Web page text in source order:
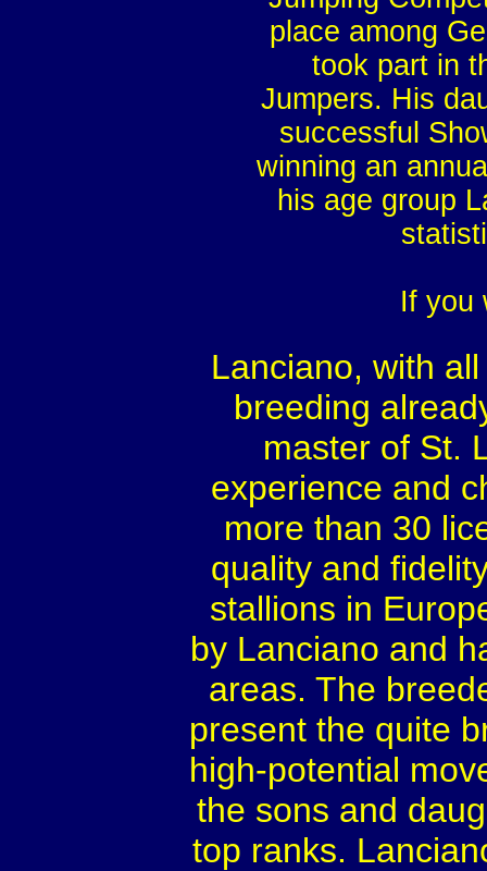
place among
took part in
Jumpers. His
successful
winning an
his age group
If you
Lanciano, with
breeding
master of St.
experience and
more than 30
quality and
stallions in
by Lanciano and
areas. The
present the quite
high-potential
the sons and
top ranks.